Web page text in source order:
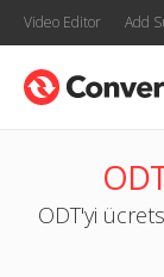
Video Editor Add
ODT'yi